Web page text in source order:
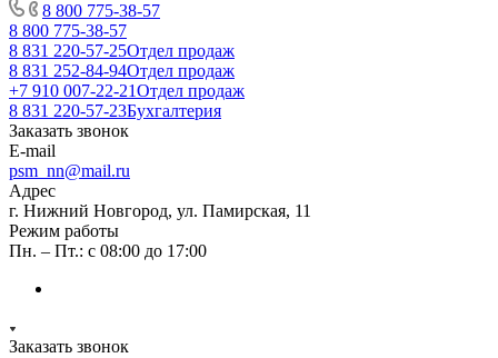
8 800 775-38-57
8 800 775-38-57
8 831 220-57-25Отдел продаж
8 831 252-84-94Отдел продаж
+7 910 007-22-21Отдел продаж
8 831 220-57-23Бухгалтерия
Заказать звонок
E-mail
psm_nn@mail.ru
Адрес
г. Нижний Новгород, ул. Памирская, 11
Режим работы
Пн. – Пт.: с 08:00 до 17:00
Заказать звонок